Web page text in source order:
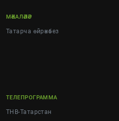
МӘКАЛӘЛӘР
Татарча өйрәнәбез
ТЕЛЕПРОГРАММА
ТНВ-Татарстан